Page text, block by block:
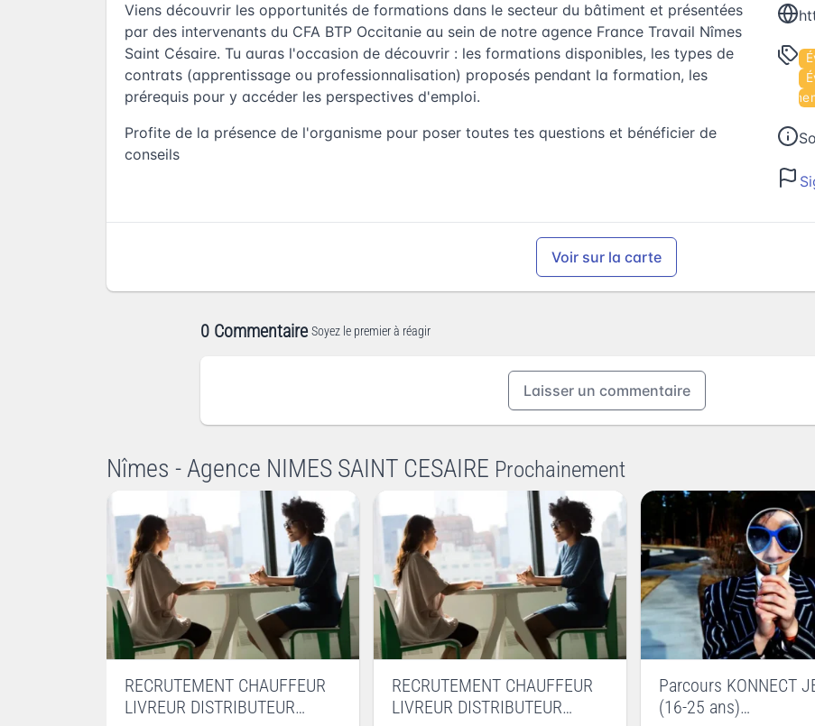
Viens découvrir les opportunités de formations dans le secteur du bâtiment et présentées
par des intervenants du CFA BTP Occitanie au sein de notre agence France Travail Nîmes
Saint Césaire. Tu auras l'occasion de découvrir : les formations disponibles, les types de
contrats (apprentissage ou professionnalisation) proposés pendant la formation, les
prérequis pour y accéder les perspectives d'emploi.
Profite de la présence de l'organisme pour poser toutes tes questions et bénéficier de
conseils
Voir sur la carte
0 Commentaire Soyez le premier à réagir
Laisser un commentaire
Nîmes - Agence NIMES SAINT CESAIRE Prochainement
RECRUTEMENT CHAUFFEUR
LIVREUR DISTRIBUTEUR
RECRUTEMENT CHAUFFEUR
LIVREUR DISTRIBUTEUR
Parcours KONNECT
(16-25 ans)